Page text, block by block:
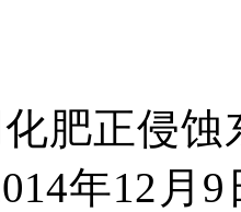
肥正侵
年12 月 9